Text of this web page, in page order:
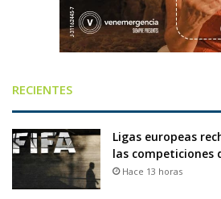
RECIENTES
Ligas europeas
las competiciones
Hace 13 horas